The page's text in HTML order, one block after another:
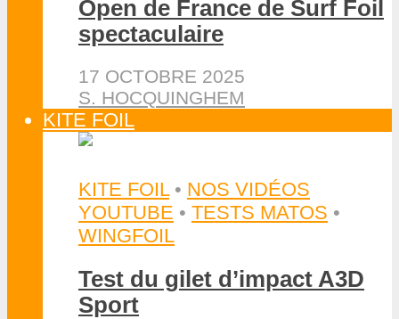
Open de France de Surf Foil
spectaculaire
17 OCTOBRE 2025
S. HOCQUINGHEM
KITE FOIL
KITE FOIL • NOS VIDÉOS
YOUTUBE • TESTS MATOS •
WINGFOIL
Test du gilet d’impact A3D
Sport